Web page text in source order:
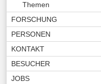
Themen
FORSCHUNG
PERSONEN
KONTAKT
BESUCHER
JOBS